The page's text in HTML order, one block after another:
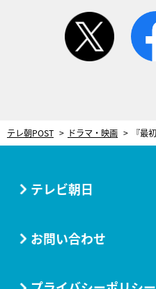
twitter
テレ朝POST ドラマ・映画
テレビ朝日
お問い合わせ